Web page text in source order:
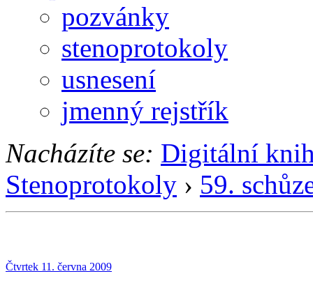
pozvánky
stenoprotokoly
usnesení
jmenný rejstřík
Nacházíte se: Digitální
Stenoprotokoly › 59.
Čtvrtek 11. června 2009